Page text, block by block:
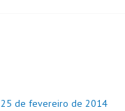
25 de fevereiro de 2014